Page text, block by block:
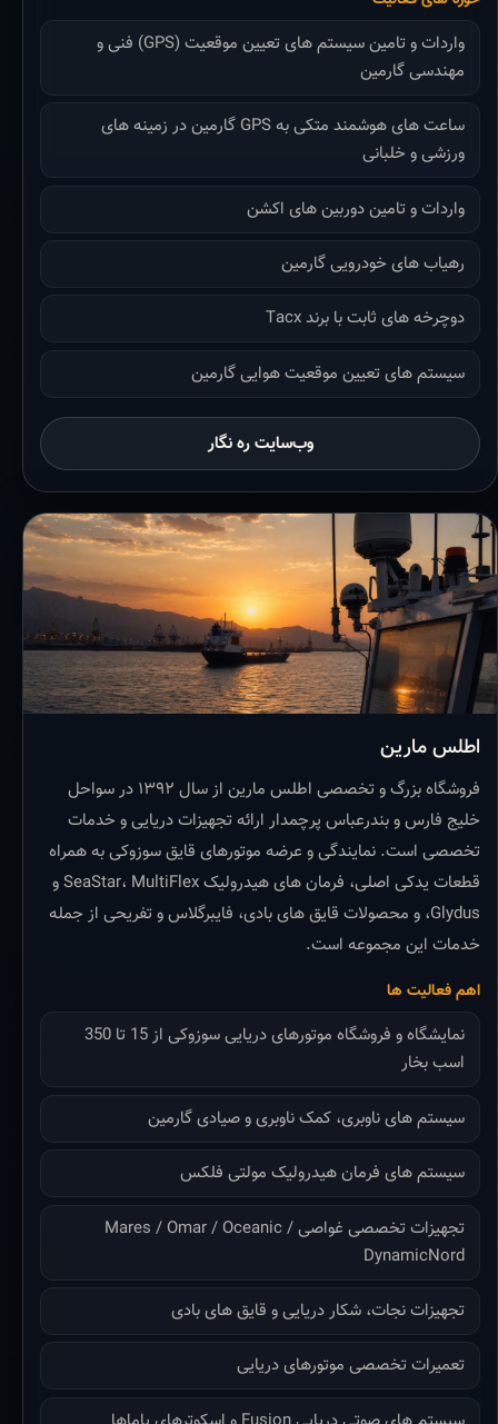
واردات و تامین سیستم های تعیین موقعیت (GPS) فنی و
مهندسی گارمین
ساعت های هوشمند متکی به GPS گارمین در زمینه های
ورزشی و خلبانی
واردات و تامین دوربین های اکشن
رهیاب های خودرویی گارمین
دوچرخه های ثابت با برند Tacx
سیستم های تعیین موقعیت هوایی گارمین
وب‌سایت ره نگار
اطلس مارین
فروشگاه بزرگ و تخصصی اطلس مارین از سال ۱۳۹۲ در سواحل
خلیج فارس و بندرعباس پرچمدار ارائه تجهیزات دریایی و خدمات
تخصصی است. نمایندگی و عرضه موتورهای قایق سوزوکی به همراه
قطعات یدکی اصلی، فرمان های هیدرولیک SeaStar، MultiFlex و
Glydus، و محصولات قایق های بادی، فایبرگلاس و تفریحی از جمله
خدمات این مجموعه است.
اهم فعالیت ها
نمایشگاه و فروشگاه موتورهای دریایی سوزوکی از 15 تا 350
اسب بخار
سیستم های ناوبری، کمک ناوبری و صیادی گارمین
سیستم های فرمان هیدرولیک مولتی فلکس
تجهیزات تخصصی غواصی Mares / Omar / Oceanic /
DynamicNord
تجهیزات نجات، شکار دریایی و قایق های بادی
تعمیرات تخصصی موتورهای دریایی